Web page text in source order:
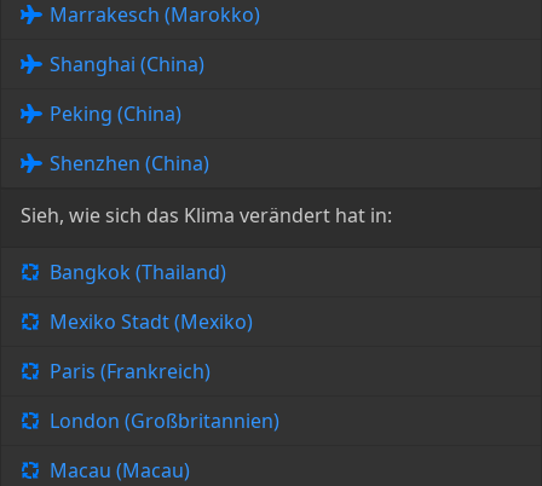
Marrakesch (Marokko)
Shanghai (China)
Peking (China)
Shenzhen (China)
Sieh, wie sich das Klima verändert hat in:
Bangkok (Thailand)
Mexiko Stadt (Mexiko)
Paris (Frankreich)
London (Großbritannien)
Macau (Macau)